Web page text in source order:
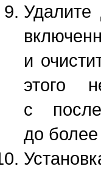
Удалите
и
этого
с
до